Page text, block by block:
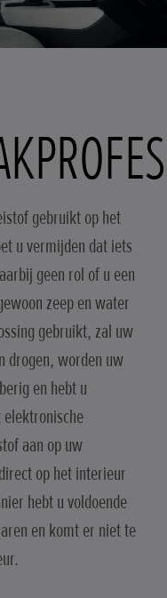
gebruikt op het
u vermijden dat iets
geen rol of u een
zeep en water
gebruikt, zal uw
drogen, worden uw
en hebt u
aan op uw
op het interieur
hebt u voldoende
en komt er niet te